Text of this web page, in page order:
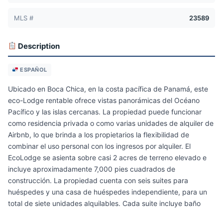
MLS # 23589
Description
ESPAÑOL
Ubicado en Boca Chica, en la costa pacífica de Panamá, este
eco-Lodge rentable ofrece vistas panorámicas del Océano
Pacífico y las islas cercanas. La propiedad puede funcionar
como residencia privada o como varias unidades de alquiler de
Airbnb, lo que brinda a los propietarios la flexibilidad de
combinar el uso personal con los ingresos por alquiler. El
EcoLodge se asienta sobre casi 2 acres de terreno elevado e
incluye aproximadamente 7,000 pies cuadrados de
construcción. La propiedad cuenta con seis suites para
huéspedes y una casa de huéspedes independiente, para un
total de siete unidades alquilables. Cada suite incluye baño